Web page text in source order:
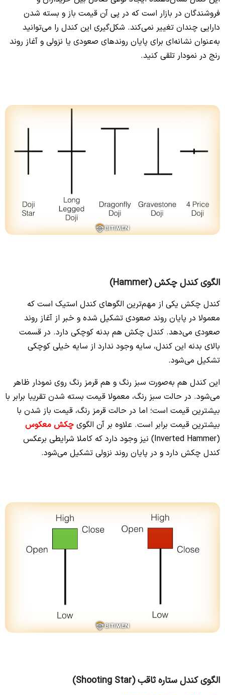
فروشندگان در بازار است که در پی آن قیمت باز و بسته شدن
دارایی چندان تغییر نمی‌کند. شکل‌گیری این کندل را می‌توانید
به‌عنوان نشانه‌ای برای پایان روندهای صعودی یا نزولی و آغاز روند
رنج در نمودار تلقی کنید.
الگوی کندل چکش (Hammer)
کندل چکش یکی از مهم‌ترین الگوهای کندل استیک است که
معمولا در پایان روند صعودی تشکیل شده و خبر از آغاز روند
صعودی می‌دهد. کندل چکش هم بدنه کوچکی دارد. در قسمت
بالای بدنه این کندل، سایه وجود ندارد از سایه خیلی کوچکی
تشکیل می‌شود.
این کندل هم به‌صورت سبز رنگ و هم قرمز رنگ روی نمودار ظاهر
می‌شود. در حالت سبز رنگ، معمولا قیمت بسته شدن تقریبا برابر با
بیشترین قیمت است؛ اما در حالت قرمز رنگ، قیمت باز شدن با
بیشترین قیمت برابر است. علاوه بر آن الگوی چکش معکوس
(Inverted Hammer) نیز وجود دارد که کاملا شرایطی برعکس
کندل چکش دارد و در پایان روند نزولی تشکیل می‌شود.
الگوی کندل ستاره ثاقب (Shooting Star)